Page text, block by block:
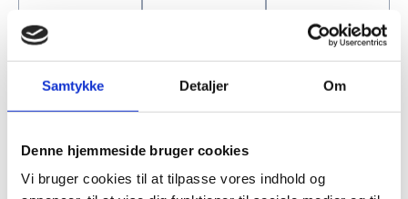
Samtykke Detaljer Om
Denne hjemmeside bruger cookies
Vi bruger cookies til at tilpasse vores indhold og